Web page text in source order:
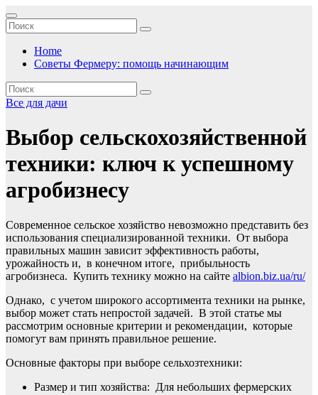
Перейти
к
содержимому
Home
Советы Фермеру: помощь начинающим
Все для дачи
Выбор сельскохозяйственной
техники: ключ к успешному
агробизнесу
Современное сельское хозяйство невозможно представить без
использования специализированной техники. От выбора
правильных машин зависит эффективность работы,
урожайность и, в конечном итоге, прибыльность
агробизнеса. Купить технику можно на сайте albion.biz.ua/ru/
Однако, с учетом широкого ассортимента техники на рынке,
выбор может стать непростой задачей. В этой статье мы
рассмотрим основные критерии и рекомендации, которые
помогут вам принять правильное решение.
Основные факторы при выборе сельхозтехники:
Размер и тип хозяйства: Для небольших фермерских